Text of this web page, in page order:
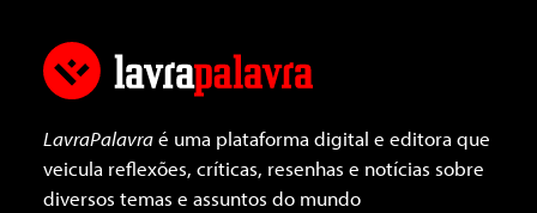
LavraPalavraé uma plataforma digital e editora que
veicula reflexões, críticas, resenhas e notícias sobre
diversos temas e assuntos do mundo